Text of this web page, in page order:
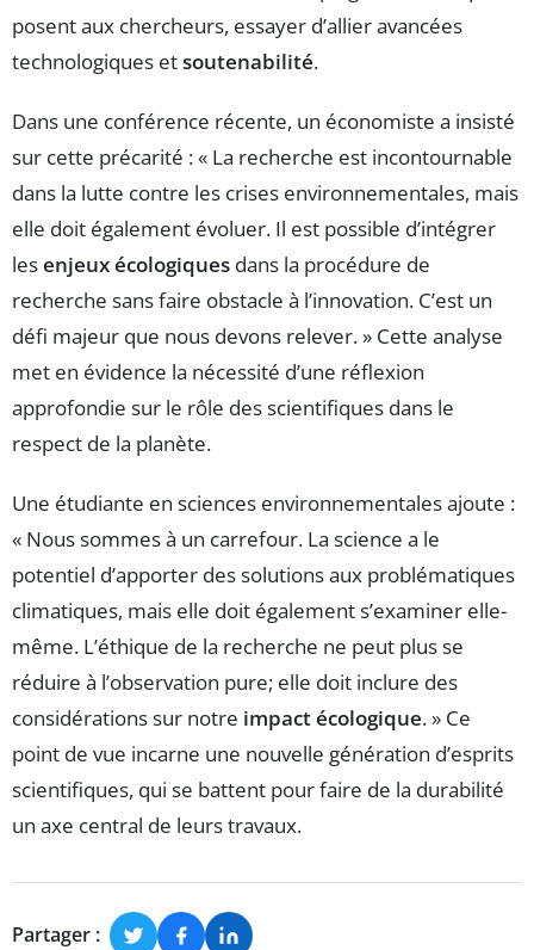
posent aux chercheurs, essayer d’allier avancées
technologiques etsoutenabilité.
Dans une conférence récente, un économiste a insisté
sur cette précarité : « La recherche est incontournable
dans la lutte contre les crises environnementales, mais
elle doit également évoluer. Il est possible d’intégrer
lesenjeux écologiques dans la procédure de
recherche sans faire obstacle à l’innovation. C’est un
défi majeur que nous devons relever. » Cette analyse
met en évidence la nécessité d’une réflexion
approfondie sur le rôle des scientifiques dans le
respect de la planète.
Une étudiante en sciences environnementales ajoute :
« Nous sommes à un carrefour. La science a le
potentiel d’apporter des solutions aux problématiques
climatiques, mais elle doit également s’examiner elle-
même. L’éthique de la recherche ne peut plus se
réduire à l’observation pure; elle doit inclure des
considérations sur notre impact écologique. » Ce
point de vue incarne une nouvelle génération d’esprits
scientifiques, qui se battent pour faire de la durabilité
un axe central de leurs travaux.
Partager :